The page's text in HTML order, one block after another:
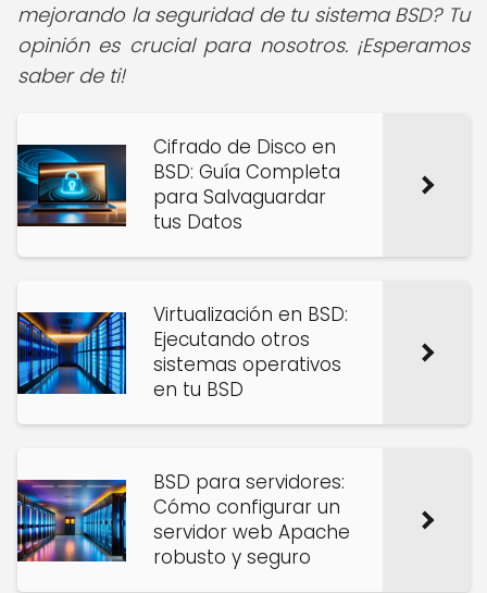
mejorando la seguridad de tu sistema BSD? Tu
opinión es crucial para nosotros. ¡Esperamos
saber de ti!
Cifrado de Disco en
BSD: Guía Completa
para Salvaguardar
tus Datos
Virtualización en BSD:
Ejecutando otros
sistemas operativos
en tu BSD
BSD para servidores:
Cómo configurar un
servidor web Apache
robusto y seguro